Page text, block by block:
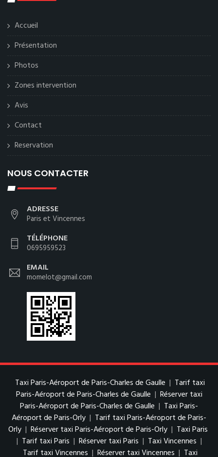
Accueil
Présentation
Photos
Zones intervention
Avis
Contact
Reservation
NOUS CONTACTER
ADRESSE
Paris et Vincennes
TÉLÉPHONE
0695959523
EMAIL
momelot@gmail.com
Taxi Paris-Aéroport de Paris-Charles de Gaulle | Tarif taxi
Paris-Aéroport de Paris-Charles de Gaulle | Réserver taxi
Paris-Aéroport de Paris-Charles de Gaulle | Taxi Paris-
Aéroport de Paris-Orly | Tarif taxi Paris-Aéroport de Paris-
Orly | Réserver taxi Paris-Aéroport de Paris-Orly | Taxi Paris
| Tarif taxi Paris | Réserver taxi Paris | Taxi Vincennes |
Tarif taxi Vincennes | Réserver taxi Vincennes | Taxi